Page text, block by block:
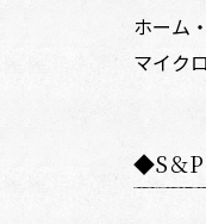
ホーム
マイク
◆S＆P